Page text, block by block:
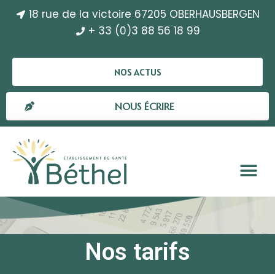
18 rue de la victoire 67205 OBERHAUSBERGEN
+ 33 (0)3 88 56 18 99
NOS ACTUS
NOUS ÉCRIRE
Nos tarifs